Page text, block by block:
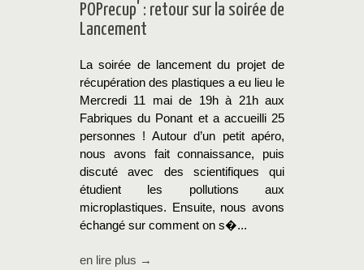
POPrecup' : retour sur la soirée de
Lancement
La soirée de lancement du projet de
récupération des plastiques a eu lieu le
Mercredi 11 mai de 19h à 21h aux
Fabriques du Ponant et a accueilli 25
personnes ! Autour d’un petit apéro,
nous avons fait connaissance, puis
discuté avec des scientifiques qui
étudient les pollutions aux
microplastiques. Ensuite, nous avons
échangé sur comment on s�...
en lire plus →